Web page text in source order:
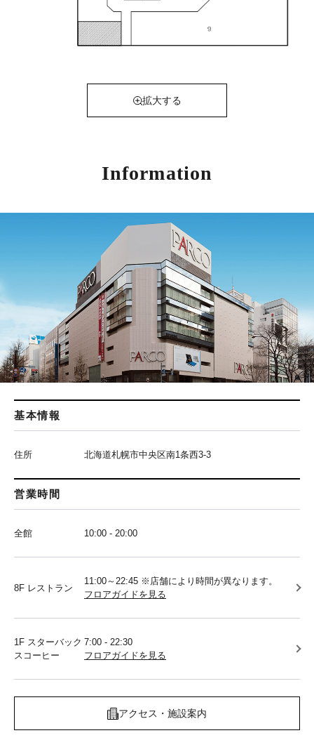
拡大する
Information
基本情報
住所 北海道札幌市中央区南1条西3-3
営業時間
全館 10:00 - 20:00
8F レストラン
11:00～22:45 ※店舗により時間が異なります。
フロアガイドを見る
1F スターバック
スコーヒー
7:00 - 22:30
フロアガイドを見る
アクセス・施設案内